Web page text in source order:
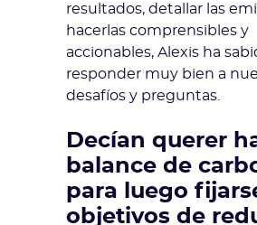
resultados, detallar las
hacerlas comprensibles y
accionables, Alexis ha
responder muy bien a
desafíos y preguntas.
Decían querer
balance de
para luego
objetivos de